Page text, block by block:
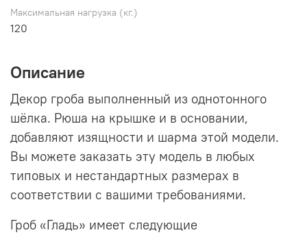
Максимальная нагрузка (кг.)
120
Описание
Декор гроба выполненный из однотонного
шёлка. Рюша на крышке и в основании,
добавляют изящности и шарма этой модели.
Вы можете заказать эту модель в любых
типовых и нестандартных размерах в
соответствии с вашими требованиями.
Гроб «Гладь» имеет следующие